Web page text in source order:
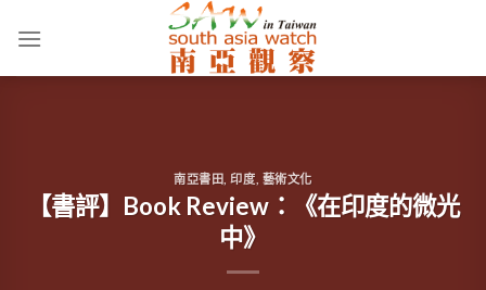
南亞書田 ,印度 藝術文化
【書評】Book Review：《在印度的微光
中》